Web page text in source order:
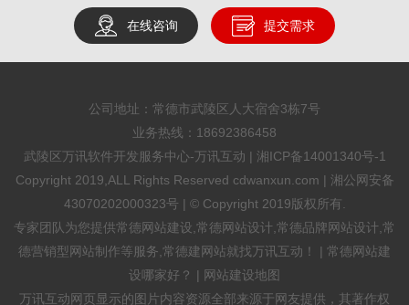
在线咨询 提交需求
公司地址：常德市武陵区人大宿舍3栋7号
业务热线： 18692386458
武陵区万讯软件开发服务中心-万讯互动 | 湘ICP备14001340号-1
Copyright 2019,ALL Rights Reserved cdwanxun.com | 湘公网安备
43070202000323号 | © Copyright 2019版权所有.
专家团队为您提供常德网站建设 常德网站设计 ,常德品牌网站设计,常
德营销型网站制作等服务,常德建网站就找万讯互动！ | 常德网站建
设哪家好？ | 网站建设地图
万讯互动网页显示的图片内容资源全部来源于网友提供，其著作权